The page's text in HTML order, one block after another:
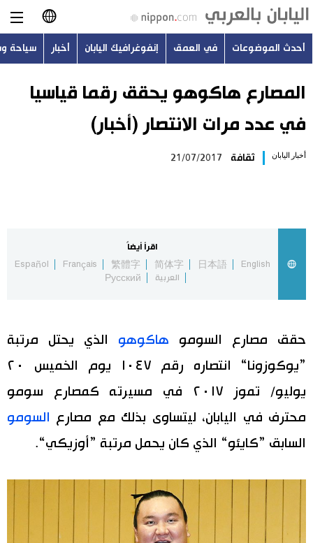
日本語
English
Русский
أحدث الموضوعات
اليابان في فيديو
مانغا وأنيمي
علوم وتكنولوجيا
الأكثر تفاعلا
تواصل معنا
أحدث الموضوعات في العمق إنفوغرافيك اليابان أخبار سياحة
المصارع هاكوهو يحقق رقما قياسيا
في عدد مرات الانتصار (أخبار)
أخبار اليابان ثقافة 21/07/2017
اقرأ أيضاً
English
日本語
简体字
繁體字
Français
Español
العربية
Русский
حقق مصارع السومو هاكوهو الذي يحتل مرتبة
”يوكوزونا“ انتصاره رقم ١٠٤٧ يوم الخميس ٢٠
يوليو/ تموز ٢٠١٧ في مسيرته كمصارع سومو
محترف في اليابان، ليتساوى بذلك مع مصارع السومو
السابق ”كايئو“ الذي كان يحمل مرتبة ”أوزيكي“.